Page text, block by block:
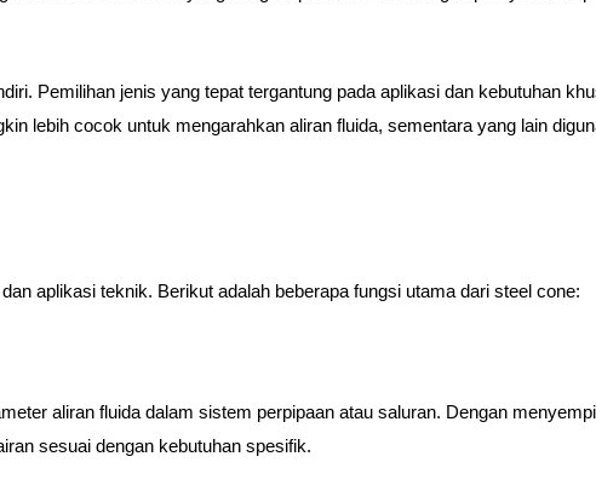
Pemilihan jenis yang tepat tergantung pada aplikasi dan kebutuhan
lebih cocok untuk mengarahkan aliran fluida, sementara yang lain
aplikasi teknik. Berikut adalah beberapa fungsi utama dari steel cone:
aliran fluida dalam sistem perpipaan atau saluran. Dengan
sesuai dengan kebutuhan spesifik.